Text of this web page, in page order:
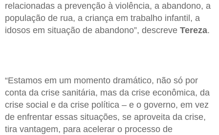
relacionadas a prevenção à violência, a abandono, a
população de rua, a criança em trabalho infantil, a
idosos em situação de abandono”, descreve Tereza.
“Estamos em um momento dramático, não só por
conta da crise sanitária, mas da crise econômica, da
crise social e da crise política – e o governo, em vez
de enfrentar essas situações, se aproveita da crise,
tira vantagem, para acelerar o processo de